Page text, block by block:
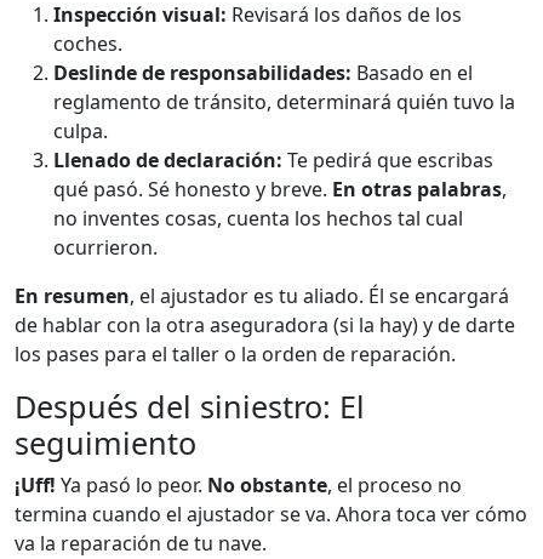
Inspección visual: Revisará los daños de los
coches.
Deslinde de responsabilidades: Basado en el
reglamento de tránsito, determinará quién tuvo la
culpa.
Llenado de declaración: Te pedirá que escribas
qué pasó. Sé honesto y breve. En otras palabras,
no inventes cosas, cuenta los hechos tal cual
ocurrieron.
En resumen, el ajustador es tu aliado. Él se encargará
de hablar con la otra aseguradora (si la hay) y de darte
los pases para el taller o la orden de reparación.
Después del siniestro: El
seguimiento
¡Uff! Ya pasó lo peor. No obstante, el proceso no
termina cuando el ajustador se va. Ahora toca ver cómo
va la reparación de tu nave.